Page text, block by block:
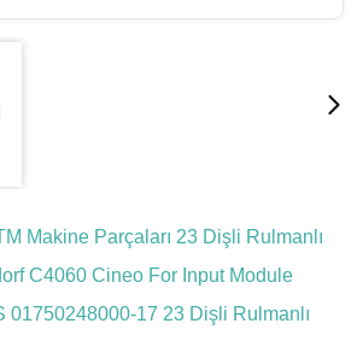
Makine Parçaları 23 Dişli Rulmanlı
C4060 Cineo For Input Module
01750248000-17 23 Dişli Rulmanlı